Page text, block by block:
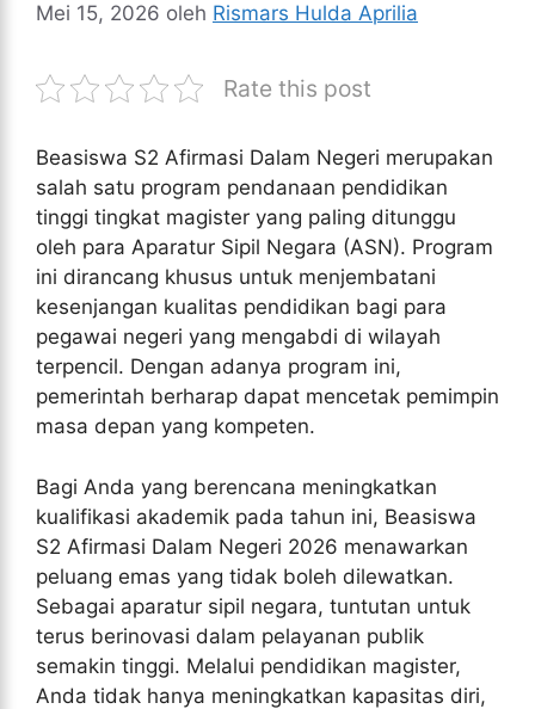
Mei 15, 2026 oleh Rismars Hulda Aprilia
Rate this post
Beasiswa S2 Afirmasi Dalam Negeri merupakan
salah satu program pendanaan pendidikan
tinggi tingkat magister yang paling ditunggu
oleh para Aparatur Sipil Negara (ASN). Program
ini dirancang khusus untuk menjembatani
kesenjangan kualitas pendidikan bagi para
pegawai negeri yang mengabdi di wilayah
terpencil. Dengan adanya program ini,
pemerintah berharap dapat mencetak pemimpin
masa depan yang kompeten.
Bagi Anda yang berencana meningkatkan
kualifikasi akademik pada tahun ini, Beasiswa
S2 Afirmasi Dalam Negeri 2026 menawarkan
peluang emas yang tidak boleh dilewatkan.
Sebagai aparatur sipil negara, tuntutan untuk
terus berinovasi dalam pelayanan publik
semakin tinggi. Melalui pendidikan magister,
Anda tidak hanya meningkatkan kapasitas diri,